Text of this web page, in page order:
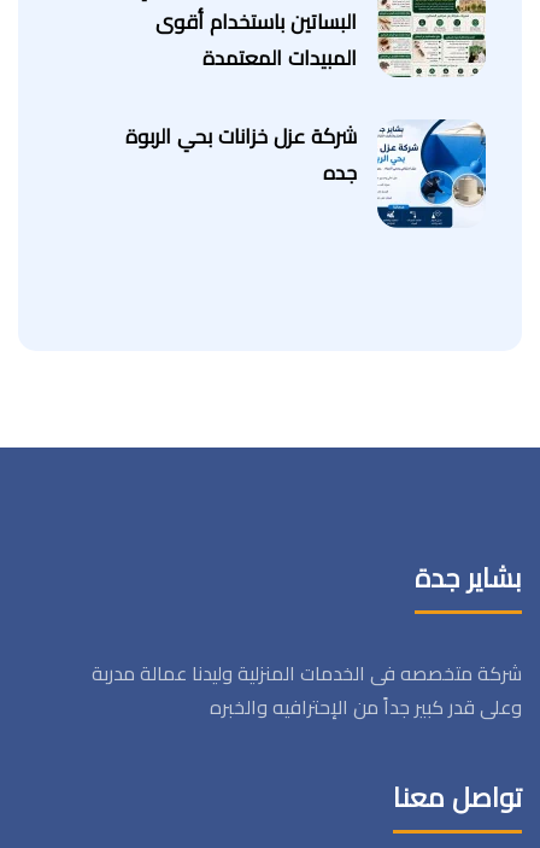
البساتين باستخدام أقوى
المبيدات المعتمدة
شركة عزل خزانات بحي الربوة
جده
بشاير جدة
شركة متخصصه فى الخدمات المنزلية وليدنا عمالة مدربة
وعلى قدر كبير جداً من الإحترافيه والخبره
تواصل معنا